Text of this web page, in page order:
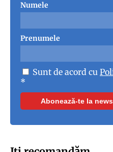
Numele
Prenumele
Sunt de acord cu
*